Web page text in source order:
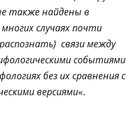
также найдены в
случаях почти
связи между
событиями
без их сравнения с
версиями«.